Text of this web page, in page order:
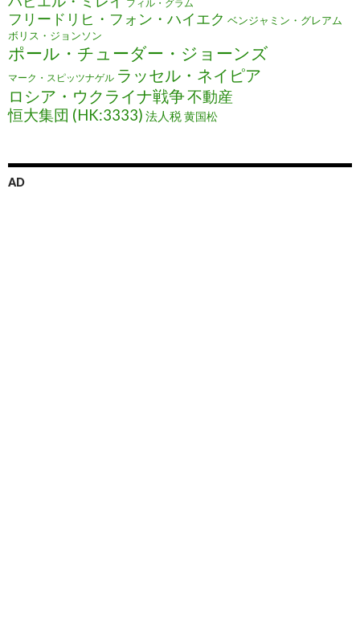
フィル・グラム
フリードリヒ・フォン・ハイエク ベンジャミン・グレアム
ボリス・ジョンソン
ポール・チューダー・ジョーンズ
マーク・スピッツナゲル ラッセル・ネイピア
ロシア・ウクライナ戦争不動産
恒大集団 (HK:3333) 法人税黄国松
AD